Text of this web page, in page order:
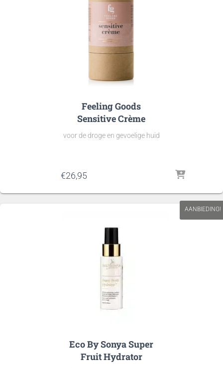
Feeling Goods
Sensitive Crème
voor de droge en gevoelige huid
€26,95
AANBIEDING!
Eco By Sonya Super
Fruit Hydrator